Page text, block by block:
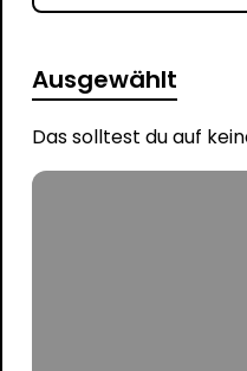
Ausgewählt
Das solltest du auf